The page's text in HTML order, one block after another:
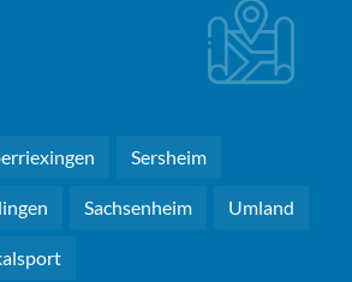
Sersheim
Sachsenheim Umland